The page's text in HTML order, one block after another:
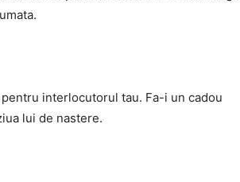
interlocutorul tau. Fa-i un cadou
lui de nastere.